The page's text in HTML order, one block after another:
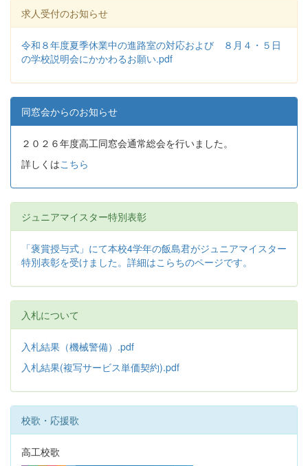
求人受付のお知らせ
令和８年度夏季休業中の進路室の対応および ８月４・５日
の学校説明会にかかわるお願い.pdf
同窓会からのお知らせ
２０２６年度高工同窓会通常総会を行いました。
詳しくはこちら
ジュニアマイスター特別表彰
「褒賞授与式」にて本校4学年の飯島君がジュニアマイスター
特別表彰を受けました。詳細はこらちのページです。
入札について
入札結果（機械警備）.pdf
入札結果(複写サービス単価契約).pdf
校歌・応援歌
高工校歌